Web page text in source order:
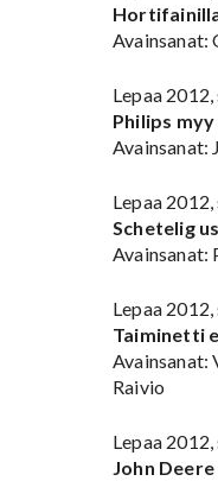
Avainsanat:
Lepaa 2012,
Philips
Avainsanat:
Lepaa 2012,
Schetelig
Avainsanat:
Lepaa 2012,
Taiminetti
Avainsanat:
Raivio
Lepaa 2012,
John